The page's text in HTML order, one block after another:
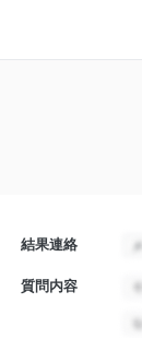
結果連絡
質問内容